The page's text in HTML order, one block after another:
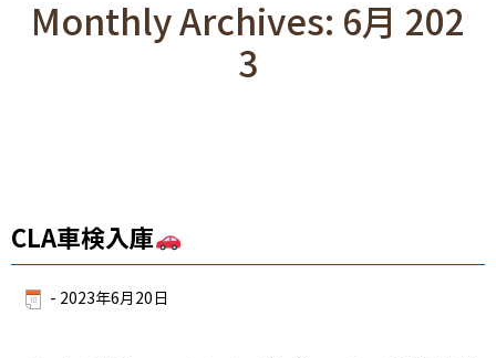
Monthly Archives: 6月 202
3
CLA車検入庫
- 2023年6月20日